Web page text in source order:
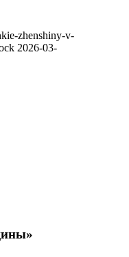
zhenshiny-v-
2026-03-